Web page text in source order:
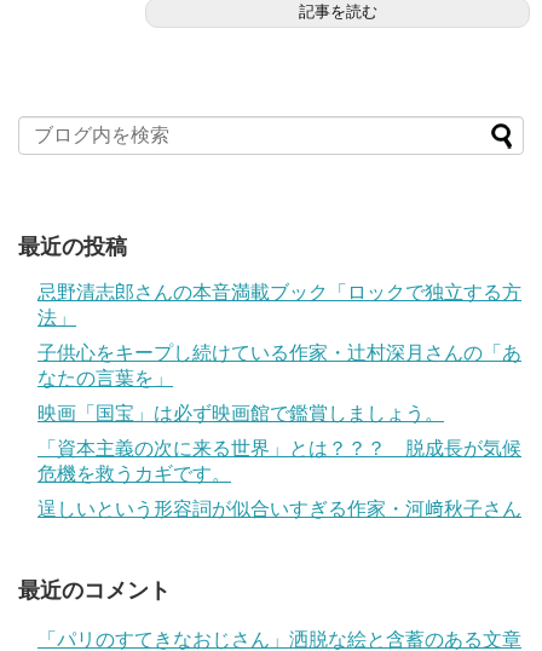
記事を読む
最近の投稿
忌野清志郎さんの本音満載ブック「ロックで独立する方
法」
子供心をキープし続けている作家・辻村深月さんの「あ
なたの言葉を」
映画「国宝」は必ず映画館で鑑賞しましょう。
「資本主義の次に来る世界」とは？？？ 脱成長が気候
危機を救うカギです。
逞しいという形容詞が似合いすぎる作家・河﨑秋子さん
最近のコメント
「パリのすてきなおじさん」洒脱な絵と含蓄のある文章